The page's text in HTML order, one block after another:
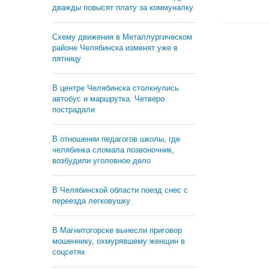
дважды повысят плату за коммуналку
Схему движения в Металлургическом
районе Челябинска изменят уже в
пятницу
В центре Челябинска столкнулись
автобус и маршрутка. Четверо
пострадали
В отношении педагогов школы, где
челябинка сломала позвоночник,
возбудили уголовное дело
В Челябинской области поезд снес с
переезда легковушку
В Магнитогорске вынесли приговор
мошеннику, охмурявшему женщин в
соцсетях